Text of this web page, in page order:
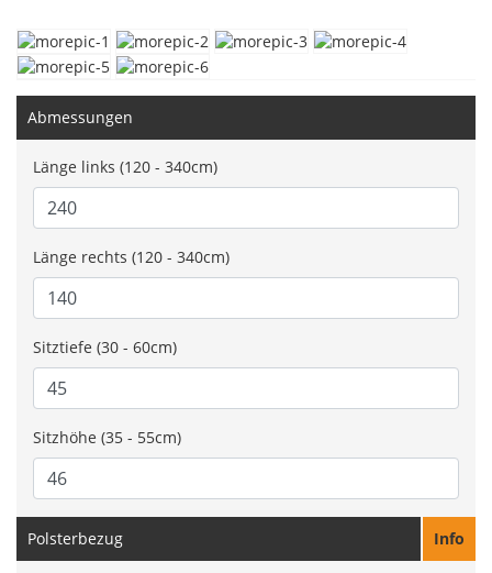
Abmessungen
Länge links (120 - 340cm)
Länge rechts (120 - 340cm)
Sitztiefe (30 - 60cm)
Sitzhöhe (35 - 55cm)
Polsterbezug Info